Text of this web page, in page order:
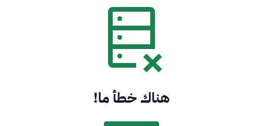
هناك خطأ ما!